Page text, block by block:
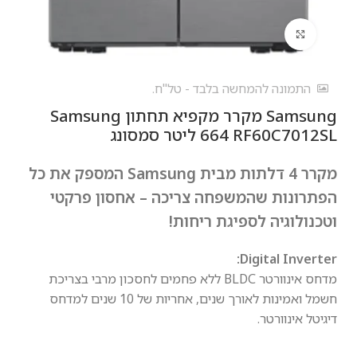
לחץ להגדלה
התמונה להמחשה בלבד - טל"ח.
Samsung מקרר ‏מקפיא תחתון Samsung
RF60C7012SL ‏664 ‏ליטר סמסונג
מקרר 4 דלתות מבית Samsung המספק את כל
הפתרונות שהמשפחה צריכה – אחסון פרקטי
וטכנולוגיה לספיגת ריחות!
Digital Inverter:
מדחס אינוורטר BLDC ללא פחמים לחסכון מרבי בצריכת
חשמל ואמינות לאורך שנים, אחריות של 10 שנים למדחס
דיגיטל אינוורטר.